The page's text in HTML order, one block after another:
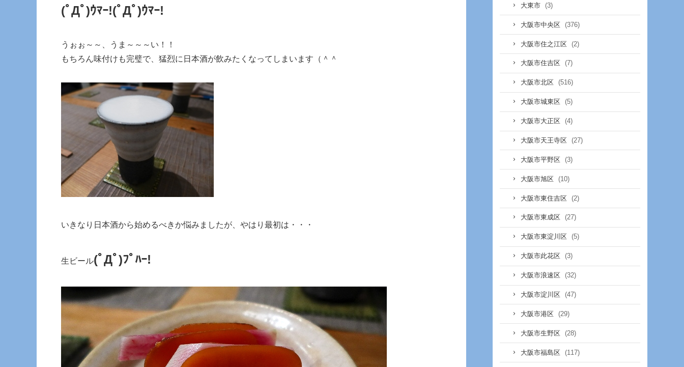
(ﾟДﾟ)ｳﾏｰ!(ﾟДﾟ)ｳﾏｰ!
うぉぉ～～、うま～～～い！！
もちろん味付けも完璧で、猛烈に日本酒が飲みたくなってしまいます（＾＾
いきなり日本酒から始めるべきか悩みましたが、やはり最初は・・・
生ビール(ﾟДﾟ)ﾌﾟﾊｰ!
大東市 (3)
大阪市中央区 (376)
大阪市住之江区 (2)
大阪市住吉区 (7)
大阪市北区 (516)
大阪市城東区 (5)
大阪市大正区 (4)
大阪市天王寺区 (27)
大阪市平野区 (3)
大阪市旭区 (10)
大阪市東住吉区 (2)
大阪市東成区 (27)
大阪市東淀川区 (5)
大阪市此花区 (3)
大阪市浪速区 (32)
大阪市淀川区 (47)
大阪市港区 (29)
大阪市生野区 (28)
大阪市福島区 (117)